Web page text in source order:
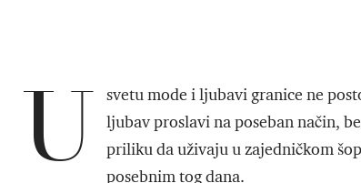
U
svetu mode i ljubavi granice ne
ljubav proslavi na poseban način,
priliku da uživaju u zajedničkom
posebnim tog dana.